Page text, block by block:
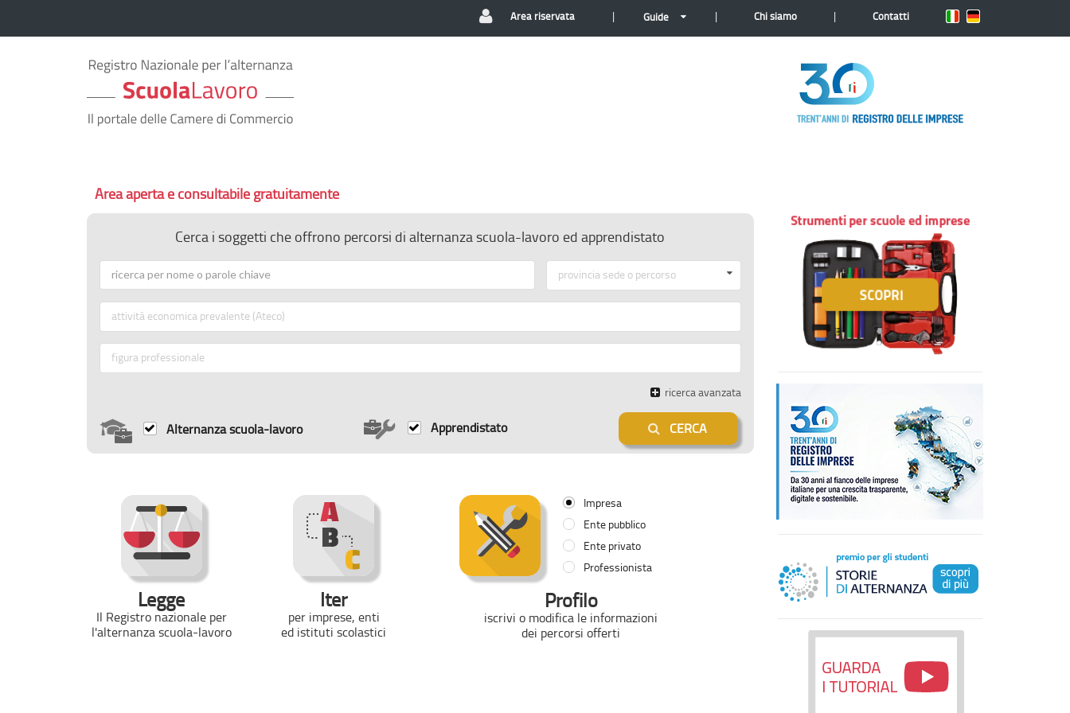
Area riservata | Guide | Chi siamo | Contatti
Area aperta e consultabile gratuitamente
Cerca i soggetti che offrono percorsi di alternanza scuola-lavoro ed apprendistato
provincia sede o percorso
attività economica prevalente (Ateco)
figura professionale
ricerca avanzata
Alternanza scuola-lavoro Apprendistato CERCA
Legge
Il Registro nazionale per
l'alternanza scuola-lavoro
Iter
per imprese, enti
ed istituti scolastici
Impresa
Ente pubblico
Ente privato
Professionista
Profilo
iscrivi o modifica le informazioni
dei percorsi offerti